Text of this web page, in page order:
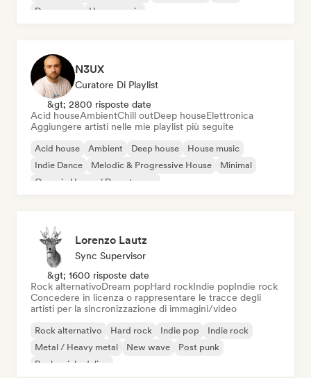
Dream pop
House music
N3UX
Curatore Di Playlist
&gt; 2800 risposte date
Acid houseAmbientChill outDeep houseElettronica
Aggiungere artisti nelle mie playlist più seguite
Acid house Ambient Deep house
House music
Indie Dance
Melodic & Progressive House
Minimal
Organic House / Downtempo
Lorenzo Lautz
Sync Supervisor
&gt; 1600 risposte date
Rock alternativoDream popHard rockIndie popIndie rock
Concedere in licenza o rappresentare le tracce degli
artisti per la sincronizzazione di immagini/video
Rock alternativo Hard rock Indie pop
Indie rock
Metal / Heavy metal
New wave
Post punk
Rock psichedelico